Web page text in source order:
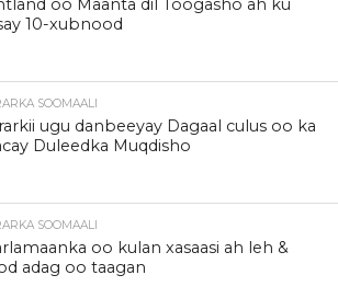
oo Maanta dil Toogasho ah ku
10-xubnood
SOOMAALI
ugu danbeeyay Dagaal culus oo ka
Duleedka Muqdisho
SOOMAALI
oo kulan xasaasi ah leh &
adag oo taagan